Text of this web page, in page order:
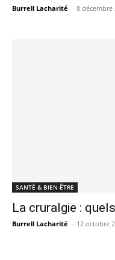
Burrell Lacharité - 8 décembre
SANTÉ & BIEN-ÊTRE
La cruralgie :
Burrell Lacharité - 12 octobre